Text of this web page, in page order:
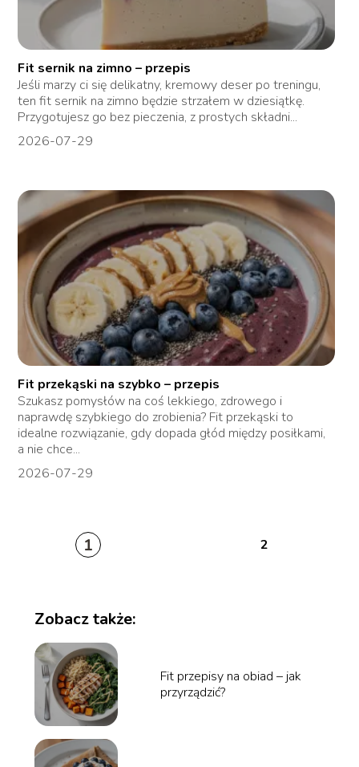
Fit sernik na zimno – przepis
Jeśli marzy ci się delikatny, kremowy deser po treningu,
ten fit sernik na zimno będzie strzałem w dziesiątkę.
Przygotujesz go bez pieczenia, z prostych składni...
2026-07-29
Fit przekąski na szybko – przepis
Szukasz pomysłów na coś lekkiego, zdrowego i
naprawdę szybkiego do zrobienia? Fit przekąski to
idealne rozwiązanie, gdy dopada głód między posiłkami,
a nie chce...
2026-07-29
1 2
Zobacz także:
Fit przepisy na obiad – jak
przyrządzić?